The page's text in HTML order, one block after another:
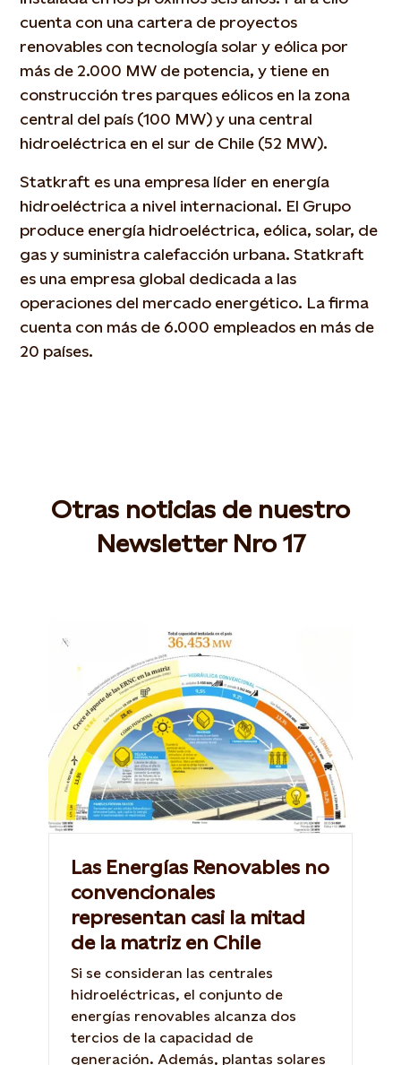
cuenta con una cartera de proyectos
renovables con tecnología solar y eólica por
más de 2.000 MW de potencia, y tiene en
construcción tres parques eólicos en la zona
central del país (100 MW) y una central
hidroeléctrica en el sur de Chile (52 MW).
Statkraft es una empresa líder en energía
hidroeléctrica a nivel internacional. El Grupo
produce energía hidroeléctrica, eólica, solar, de
gas y suministra calefacción urbana. Statkraft
es una empresa global dedicada a las
operaciones del mercado energético. La firma
cuenta con más de 6.000 empleados en más de
20 países.
Otras noticias de nuestro
Newsletter Nro 17
Las Energías Renovables no
convencionales
representan casi la mitad
de la matriz en Chile
Si se consideran las centrales
hidroeléctricas, el conjunto de
energías renovables alcanza dos
tercios de la capacidad de
generación. Además, plantas solares